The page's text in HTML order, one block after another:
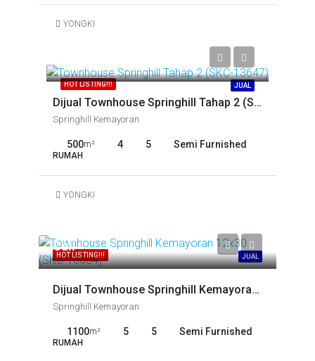
YONGKI
HOT LISTING!!! JUAL
Dijual Townhouse Springhill Tahap 2 (SKC-13647)
Springhill Kemayoran
500m² 4 5 Semi Furnished
RUMAH
YONGKI
HOT LISTING!!! JUAL
Call
Dijual Townhouse Springhill Kemayoran 12×30 (SKC-13604)
Springhill Kemayoran
1100m² 5 5 Semi Furnished
RUMAH